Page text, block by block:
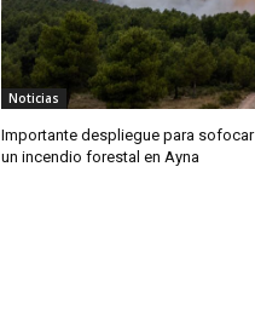
Noticias
Importante despliegue para sofocar
un incendio forestal en Ayna